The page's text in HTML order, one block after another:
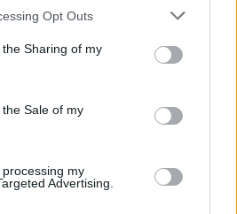
app uses one or more Google
usage behaviour. You may click to
Google and its third-party tags to
purposes in below Google
Opt Outs
Sharing of my
Sale of my
my
Advertising.
különleges ízéről híres,
hatása is ismert és
tartalma kirívóan magas, az
a magban találhatóak. A
kivonat rendkívül
többek közt fertőtlenítő,
segítséget jelenthet a rák
az immunrendszert, és a